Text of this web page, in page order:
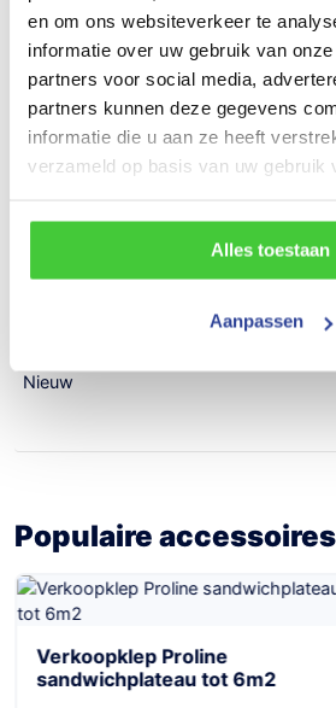
en om ons websiteverkeer te
informatie over uw gebruik van
partners voor social media,
partners kunnen deze gegevens
informatie die u aan ze heeft
verzameld op basis van uw gebruik
Alles toestaan
Aanpassen
1090 kg
Draagvermogen (bruto)
3100 kg
Draagvermogen (netto)
Nieuw
Populaire accessoires
Verkoopklep Proline
sandwichplateau tot 6m2